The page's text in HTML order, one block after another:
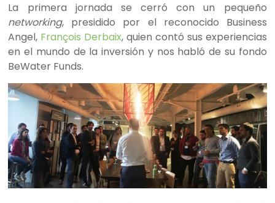
La primera jornada se cerró con un pequeño
networking, presidido por el reconocido Business
Angel, François Derbaix, quien contó sus experiencias
en el mundo de la inversión y nos habló de su fondo
BeWater Funds.